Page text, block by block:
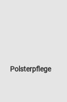
Polsterpflege